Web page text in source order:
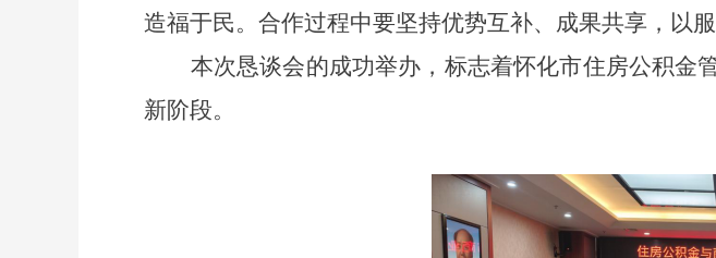
造福于民。 合作过程中要坚持优势互补、成果共享 ，以
本次恳谈会的成功举办，标志着怀化市住房公积金
新阶段。